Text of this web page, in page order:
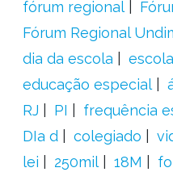
fórum regional
Fórum Regional
dia da escola
escola
educação especial
RJ
PI frequência
DIa d
colegiado
lei
250mil 18M